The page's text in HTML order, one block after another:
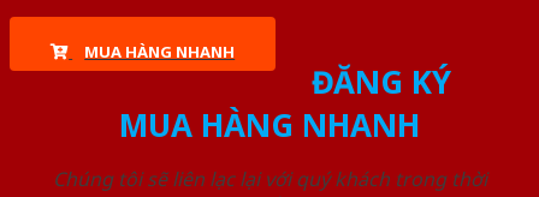
MUA HÀNG NHANH
ĐĂNG KÝ
MUA HÀNG NHANH
Chúng tôi sẽ liên lạc lại với quý khách trong thời